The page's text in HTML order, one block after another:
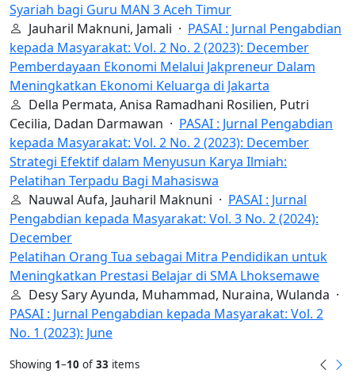
Syariah bagi Guru MAN 3 Aceh Timur
Jauharil Maknuni, Jamali · PASAI : Jurnal Pengabdian
kepada Masyarakat: Vol. 2 No. 2 (2023): December
Pemberdayaan Ekonomi Melalui Jakpreneur Dalam
Meningkatkan Ekonomi Keluarga di Jakarta
Della Permata, Anisa Ramadhani Rosilien, Putri
Cecilia, Dadan Darmawan · PASAI : Jurnal Pengabdian
kepada Masyarakat: Vol. 2 No. 2 (2023): December
Strategi Efektif dalam Menyusun Karya Ilmiah:
Pelatihan Terpadu Bagi Mahasiswa
Nauwal Aufa, Jauharil Maknuni · PASAI : Jurnal
Pengabdian kepada Masyarakat: Vol. 3 No. 2 (2024):
December
Pelatihan Orang Tua sebagai Mitra Pendidikan untuk
Meningkatkan Prestasi Belajar di SMA Lhoksemawe
Desy Sary Ayunda, Muhammad, Nuraina, Wulanda ·
PASAI : Jurnal Pengabdian kepada Masyarakat: Vol. 2
No. 1 (2023): June
Showing 1–10 of 33 items